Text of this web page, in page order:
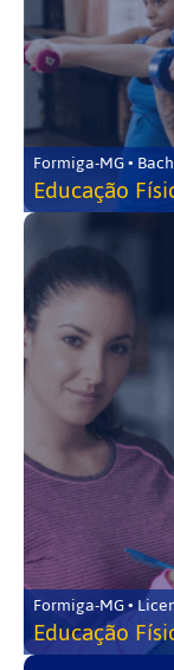
Formiga-MG •
Educação
Formiga-MG •
Educação